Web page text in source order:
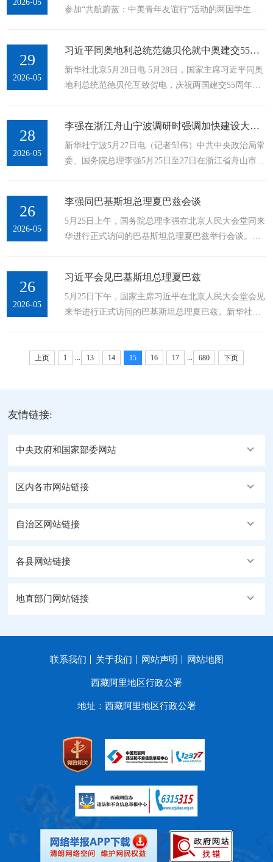
2026-05
参加“共航蔚蓝：中美青年友谊行”活动的两国学生。
人民书写，...
29
2026-05
习近平同奥地利总统范德贝伦就中奥建交55周年互致贺电
新华社北京5月28日电 5月28日，国家主席习近平同奥
地利总统范德贝伦互致贺电，庆祝两国建交55周年。
中奥友好战略伙伴关系新定位，...
28
2026-05
李强在浙江舟山宁波调研时强调加快建设大宗商品资源配置枢纽为统筹发展...
新华社宁波5月27日电（记者邹伟）中共中央政治局常
委、国务院总理李强5月25日至27日在浙江省舟山市、
政府主导、社会共建、...
26
2026-05
李强同巴基斯坦总理夏巴兹会谈
5月25日上午，国务院总理李强在北京人民大会堂同来
华进行正式访问的巴基斯坦总理夏巴兹举行会谈。新
同来华进行正式访问巴基斯坦总理夏巴兹举行会
谈。...
26
2026-05
习近平会见巴基斯坦总理夏巴兹
5月25日下午，国家主席习近平在北京人民大会堂会见
来华进行正式访问的巴基斯坦总理夏巴兹。新华社记
华进行正式访问的巴基斯坦总理夏巴兹。...
上页 1 13 14 15 16 17 680 下页
友情链接:
中央政府和国家部委网站
区内各市网站链接
自治区网站链接
各县网站链接
地直部门网站链接
联系我们 关于我们 网站声明 网站地图
西藏阿里地区行政公署
地址：西藏阿里地区行政公署